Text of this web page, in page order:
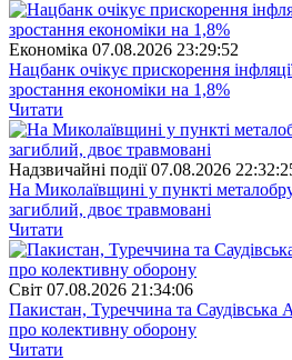
Економіка 07.08.2026 23:29:52
Нацбанк очікує прискорення
зростання економіки на 1,8%
Читати
Надзвичайні події 07.08.2026
На Миколаївщині у пункті
загиблий, двоє травмовані
Читати
Свiт 07.08.2026 21:34:06
Пакистан, Туреччина та Саудівська
про колективну оборону
Читати